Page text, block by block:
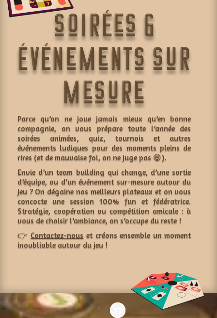
soirées &
événements sur
mesure
Parce qu’on ne joue jamais mieux qu’en bonne
compagnie, on vous prépare toute l’année des
soirées animées, quiz, tournois et autres
événements ludiques pour des moments pleins de
rires (et de mauvaise foi, on ne juge pas 😄).
Envie d’un team building qui change, d’une sortie
d’équipe, ou d’un événement sur-mesure autour du
jeu ? On dégaine nos meilleurs plateaux et on vous
concocte une session 100% fun et fédératrice.
Stratégie, coopération ou compétition amicale : à
vous de choisir l’ambiance, on s’occupe du reste !
👉 Contactez-nous et créons ensemble un moment
inoubliable autour du jeu !